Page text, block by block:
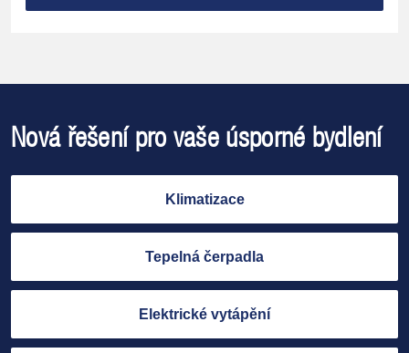
Nová řešení pro vaše úsporné bydlení
Klimatizace
Tepelná čerpadla
Elektrické vytápění